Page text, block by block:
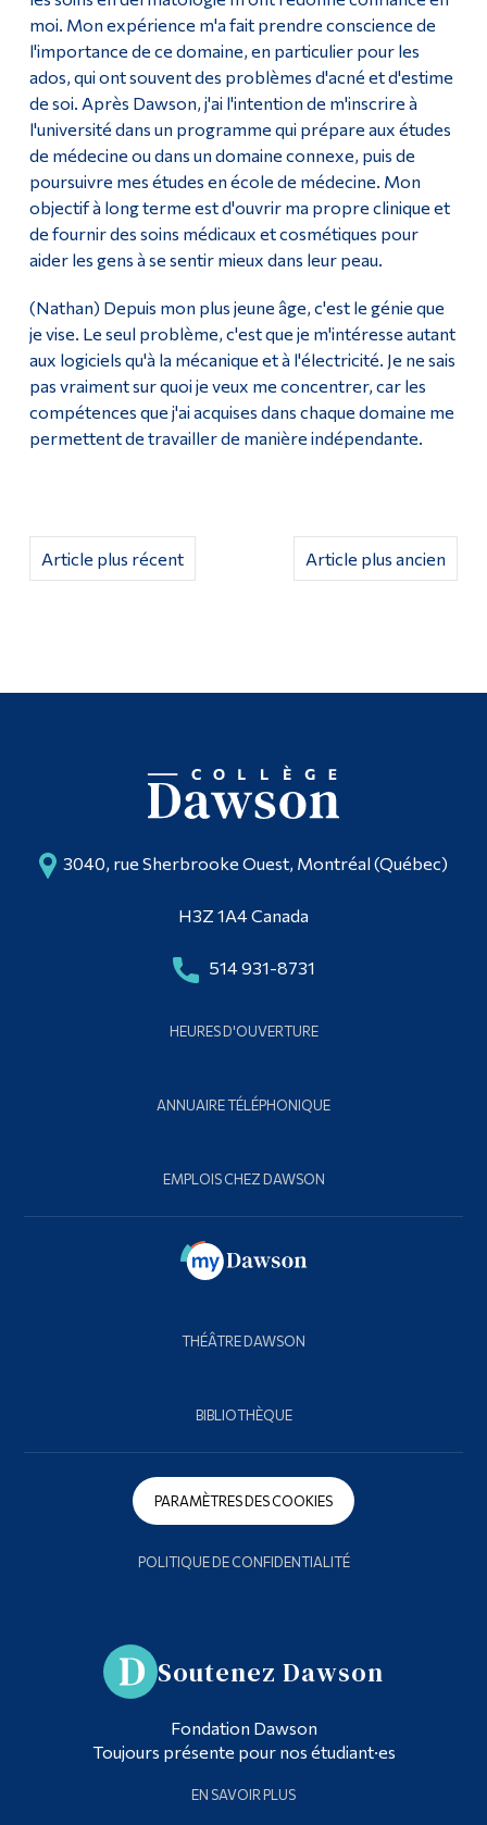
moi. Mon expérience m'a fait prendre conscience de
l'importance de ce domaine, en particulier pour les
ados, qui ont souvent des problèmes d'acné et d'estime
de soi. Après Dawson, j'ai l'intention de m'inscrire à
l'université dans un programme qui prépare aux études
de médecine ou dans un domaine connexe, puis de
poursuivre mes études en école de médecine. Mon
objectif à long terme est d'ouvrir ma propre clinique et
de fournir des soins médicaux et cosmétiques pour
aider les gens à se sentir mieux dans leur peau.
(Nathan) Depuis mon plus jeune âge, c'est le génie que
je vise. Le seul problème, c'est que je m'intéresse autant
aux logiciels qu'à la mécanique et à l'électricité. Je ne sais
pas vraiment sur quoi je veux me concentrer, car les
compétences que j'ai acquises dans chaque domaine me
permettent de travailler de manière indépendante.
Article plus ancien
Article plus récent
3040, rue Sherbrooke Ouest, Montréal (Québec)
H3Z 1A4 Canada
514 931-8731
HEURES D'OUVERTURE
ANNUAIRE TÉLÉPHONIQUE
EMPLOIS CHEZ DAWSON
THÉÂTRE DAWSON
BIBLIOTHÈQUE
PARAMÈTRES DES COOKIES
POLITIQUE DE CONFIDENTIALITÉ
Soutenez Dawson
Fondation Dawson
Toujours présente pour nos étudiant·es
EN SAVOIR PLUS